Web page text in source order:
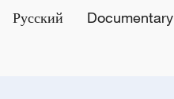
Русский Documentary